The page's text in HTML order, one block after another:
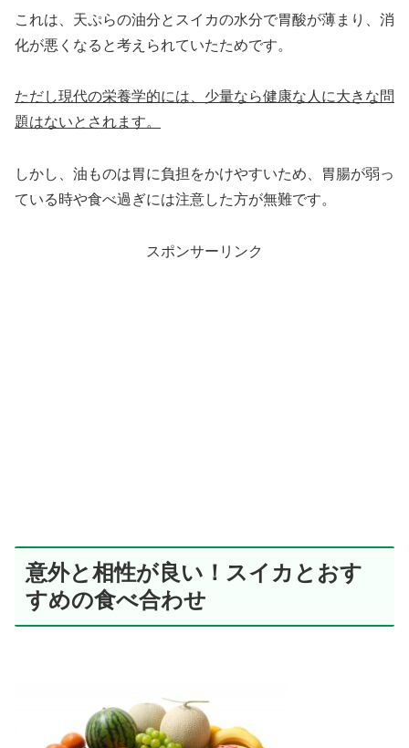
これは、天ぷらの油分とスイカの水分で胃酸が薄まり、消
化が悪くなると考えられていたためです。
ただし現代の栄養学的には、少量なら健康な人に大きな問
題はないとされます。
しかし、油ものは胃に負担をかけやすいため、胃腸が弱っ
ている時や食べ過ぎには注意した方が無難です。
スポンサーリンク
意外と相性が良い！スイカとおす
すめの食べ合わせ